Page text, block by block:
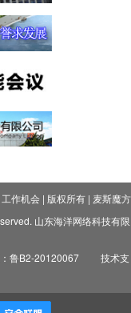
工作机会| 版权所有| 麦斯魔方
山东海洋网络科技有限
鲁B2-20120067
技术支